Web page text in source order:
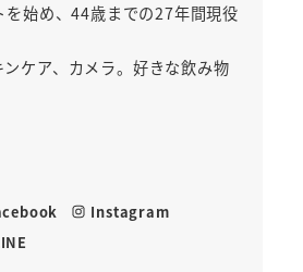
を始め、44歳までの27年間現役
ケア、カメラ。好きな飲み物
Instagram